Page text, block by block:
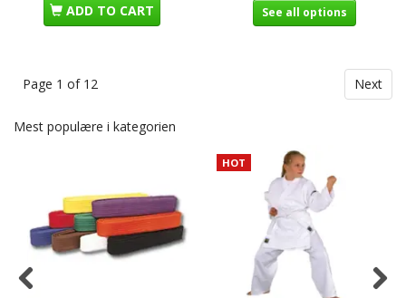
ADD TO CART See all options
Page 1 of 12 Next
Mest populære i kategorien
HOT